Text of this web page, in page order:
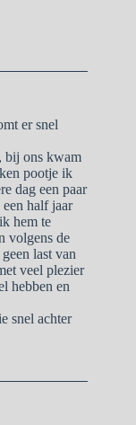
er snel
bij ons kwam
pootje ik
dag een paar
een half jaar
hem te
volgens de
last van
veel plezier
hebben en
snel achter